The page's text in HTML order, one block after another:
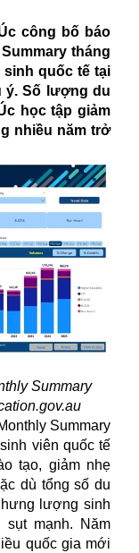
công bố báo
tháng
quốc tế tại
ý. Số lượng du
học tập giảm
nhiều năm trở
Summary
Summary
viên quốc tế
tạo, giảm nhẹ
dù tổng số du
lượng sinh
mạnh. Năm
quốc gia mới